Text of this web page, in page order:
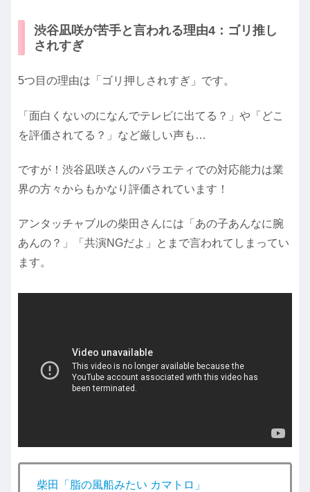
渋谷凪咲が苦手と言われる理由4：ゴリ推し
されすぎ
5つ目の理由は「ゴリ押しされすぎ」です。
「面白くないのになんでテレビに出てる？」や「どこ
を評価されてる？」など厳しい声も…
ですが！渋谷凪咲さんのバラエティでの対応能力は業
界の方々からもかなり評価されています！
アンタッチャブルの柴田さんには「あの子あんなに腕
あんの？」「共演NGだよ」とまで言われてしまってい
ます。
柴田「脂の風船みたい カマトロ」